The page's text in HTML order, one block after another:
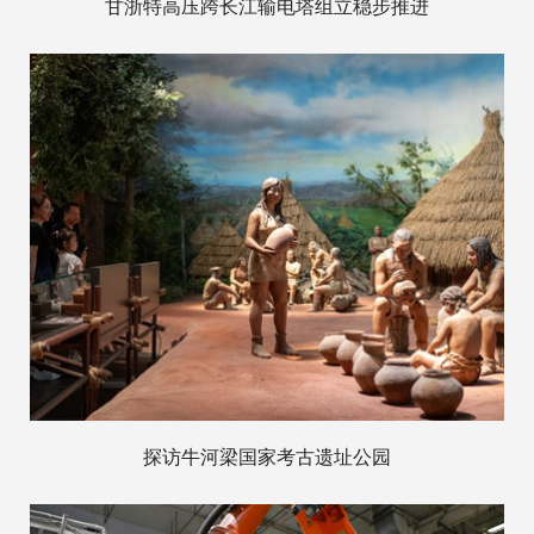
甘浙特高压跨长江输电塔组立稳步推进
探访牛河梁国家考古遗址公园